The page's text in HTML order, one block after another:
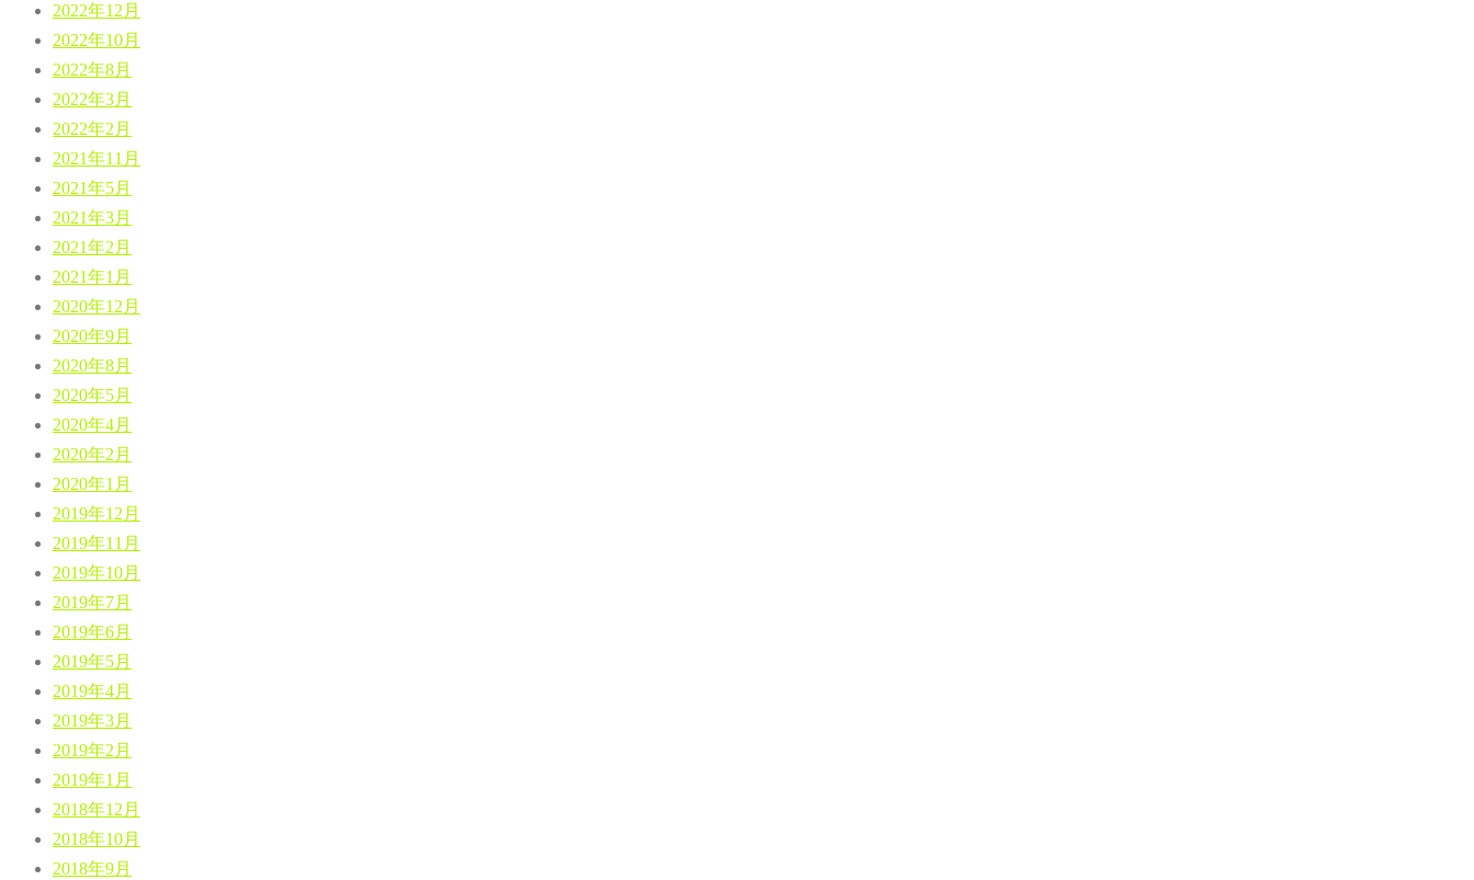
2022年12月
2022年10月
2022年8月
2022年3月
2022年2月
2021年11月
2021年5月
2021年3月
2021年2月
2021年1月
2020年12月
2020年9月
2020年8月
2020年5月
2020年4月
2020年2月
2020年1月
2019年12月
2019年11月
2019年10月
2019年7月
2019年6月
2019年5月
2019年4月
2019年3月
2019年2月
2019年1月
2018年12月
2018年10月
2018年9月